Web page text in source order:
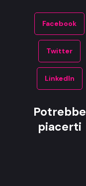
Facebook
Twitter
LinkedIn
Potrebbe
piacerti